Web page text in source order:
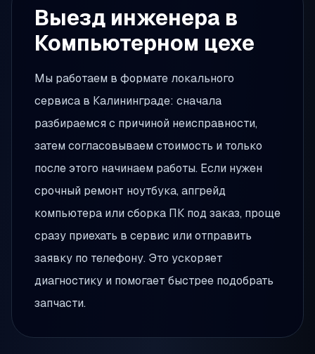
Выезд инженера в
Компьютерном цехе
Мы работаем в формате локального
сервиса в Калининграде: сначала
разбираемся с причиной неисправности,
затем согласовываем стоимость и только
после этого начинаем работы. Если нужен
срочный ремонт ноутбука, апгрейд
компьютера или сборка ПК под заказ, проще
сразу приехать в сервис или отправить
заявку по телефону. Это ускоряет
диагностику и помогает быстрее подобрать
запчасти.